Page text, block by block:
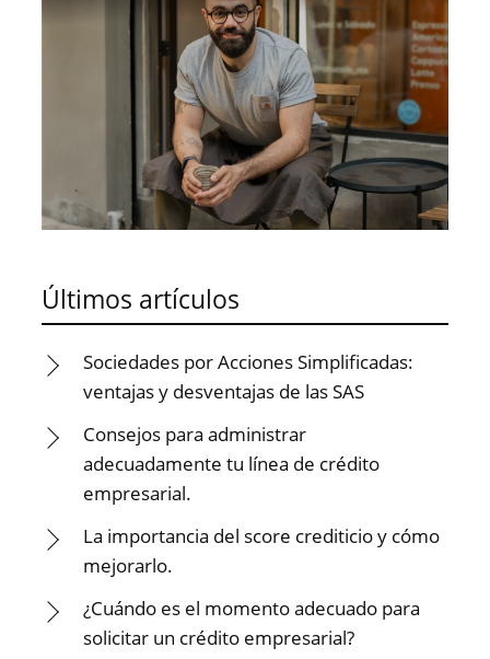
Últimos artículos
Sociedades por Acciones Simplificadas:
ventajas y desventajas de las SAS
Consejos para administrar
adecuadamente tu línea de crédito
empresarial.
La importancia del score crediticio y cómo
mejorarlo.
¿Cuándo es el momento adecuado para
solicitar un crédito empresarial?